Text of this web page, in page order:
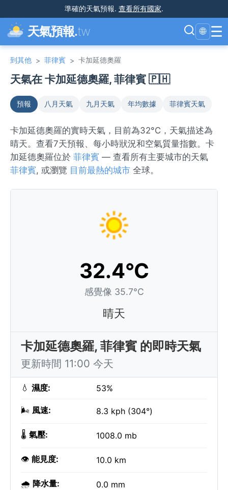
準確的天氣預報. 查看所有國家.
天氣預報.tw 🌐 ☰
到其他 > 菲律賓 > 卡加延德奧羅
天氣在 卡加延德奧羅, 菲律賓 🇵🇭
預報 八月天氣 九月天氣 年均數據 菲律賓天氣
卡加延德奧羅的實時天氣，目前為32°C，天氣描述為
晴天。查看7天預報、每小時狀況和空氣質量指數。卡
加延德奧羅位於 菲律賓 — 查看所有主要城市的天氣
菲律賓, 或瀏覽 目前最熱的城市 全球。
32.4°C
感覺像 35.7°C
晴天
卡加延德奧羅, 菲律賓 的即時天氣
更新時間 11:00 今天
💧 濕度: 53%
🌬️ 風速: 8.3 kph (304°)
🌡️ 氣壓: 1008.0 mb
👁️ 能見度: 10.0 km
🌧️ 降水量: 0.0 mm